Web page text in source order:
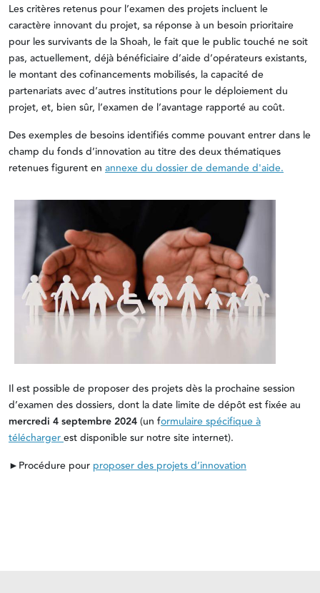
Les critères retenus pour l’examen des projets incluent le
caractère innovant du projet, sa réponse à un besoin prioritaire
pour les survivants de la Shoah, le fait que le public touché ne soit
pas, actuellement, déjà bénéficiaire d’aide d’opérateurs existants,
le montant des cofinancements mobilisés, la capacité de
partenariats avec d’autres institutions pour le déploiement du
projet, et, bien sûr, l’examen de l’avantage rapporté au coût.
Des exemples de besoins identifiés comme pouvant entrer dans le
champ du fonds d’innovation au titre des deux thématiques
retenues figurent en annexe du dossier de demande d'aide.
Il est possible de proposer des projets dès la prochaine session
d’examen des dossiers, dont la date limite de dépôt est fixée au
mercredi 4 septembre 2024(un formulaire spécifique à
téléchargerest disponible sur notre site internet).
►Procédure pour proposer des projets d’innovation